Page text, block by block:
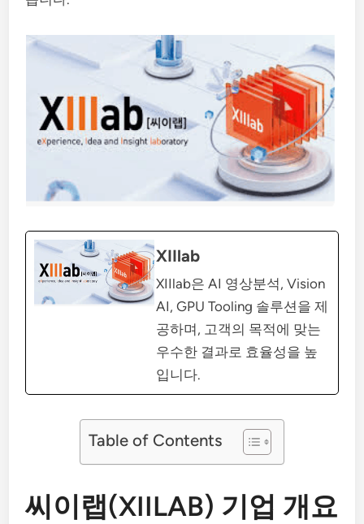
XIIlab
XIIlab은 AI 영상분석, Vision
AI, GPU Tooling 솔루션을 제
공하며, 고객의 목적에 맞는
우수한 결과로 효율성을 높
입니다.
Table of Contents
씨이랩(XIILAB) 기업 개요